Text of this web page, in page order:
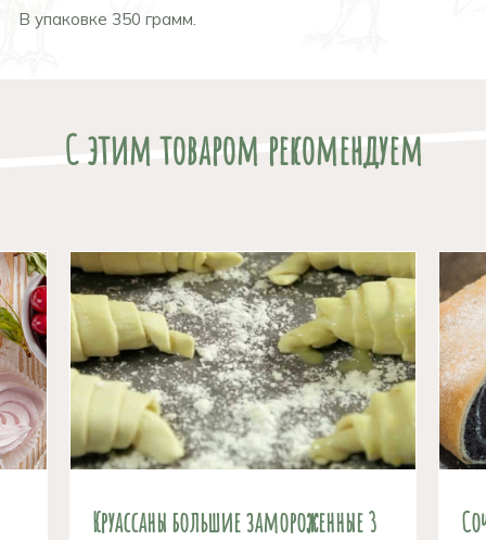
В упаковке 350 грамм.
С этим товаром рекомендуем
Круассаны большие замороженные 3